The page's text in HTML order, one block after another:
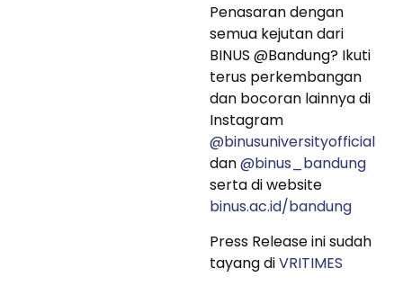
Penasaran dengan
semua kejutan dari
BINUS @Bandung? Ikuti
terus perkembangan
dan bocoran lainnya di
Instagram
@binusuniversityofficial
dan@binus_bandung
serta di website
binus.ac.id/bandung
Press Release ini sudah
tayang diVRITIMES